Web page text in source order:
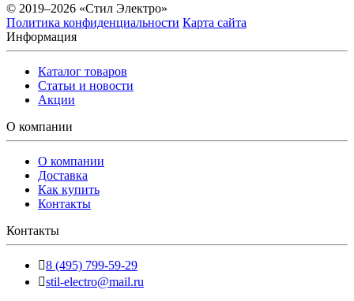
© 2019–2026 «Стил Электро»
Политика конфиденциальности Карта сайта
Информация
Каталог товаров
Статьи и новости
Акции
О компании
О компании
Доставка
Как купить
Контакты
Контакты
8 (495) 799-59-29
stil-electro@mail.ru